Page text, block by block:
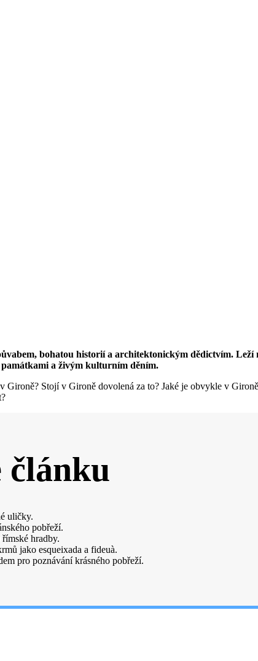
bohatou historií a architektonickým dědictvím.
a živým kulturním děním.
Stojí v Gironě dovolená za to? Jaké je obvykle v
článku
uličky.
pobřeží.
hradby.
jako esqueixada a fideuà.
pro poznávání krásného pobřeží.